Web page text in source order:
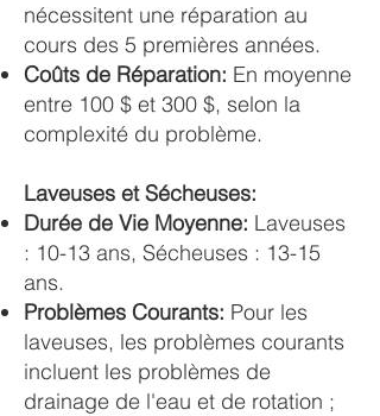
nécessitent une réparation au
cours des 5 premières années.
Coûts de Réparation: En moyenne
entre 100 $ et 300 $, selon la
complexité du problème​​​​.
Laveuses et Sécheuses:
Durée de Vie Moyenne: Laveuses
: 10-13 ans, Sécheuses : 13-15
ans.
Problèmes Courants: Pour les
laveuses, les problèmes courants
incluent les problèmes de
drainage de l'eau et de rotation ;